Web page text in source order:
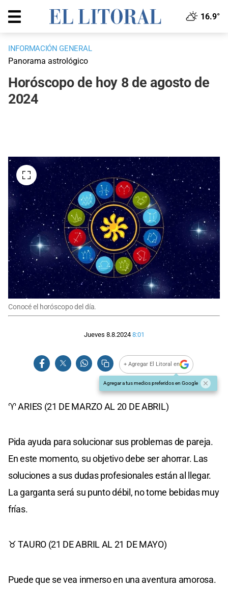
16.9°
INFORMACIÓN GENERAL
Panorama astrológico
Horóscopo de hoy 8 de agosto de
2024
Conocé el horóscopo del día.
Jueves 8.8.2024 8:01
+ Agregar El Litoral en
Agregar a tus medios preferidos en Google
♈ ARIES (21 DE MARZO AL 20 DE ABRIL)
Pida ayuda para solucionar sus problemas de pareja.
En este momento, su objetivo debe ser ahorrar. Las
soluciones a sus dudas profesionales están al llegar.
La garganta será su punto débil, no tome bebidas muy
frías.
♉ TAURO (21 DE ABRIL AL 21 DE MAYO)
Puede que se vea inmerso en una aventura amorosa.